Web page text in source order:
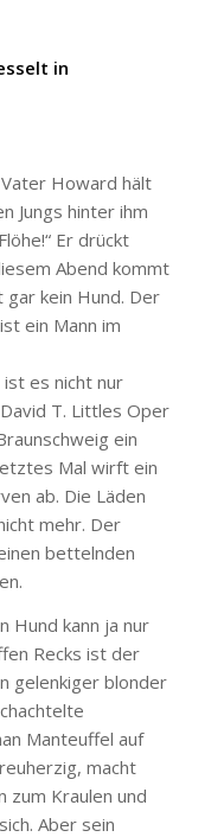
in
Howard hält
Jungs hinter ihm
Er drückt
Abend kommt
kein Hund. Der
ein Mann im
es nicht nur
T. Littles Oper
ein
Mal wirft ein
ab. Die Läden
mehr. Der
bettelnden
Hund kann ja nur
Recks ist der
gelenkiger blonder
Manteuffel auf
macht
zum Kraulen und
Aber sein